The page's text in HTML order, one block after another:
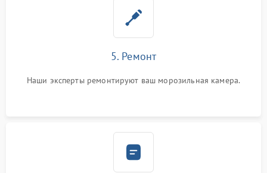
5. Ремонт
Наши эксперты ремонтируют ваш морозильная камера.